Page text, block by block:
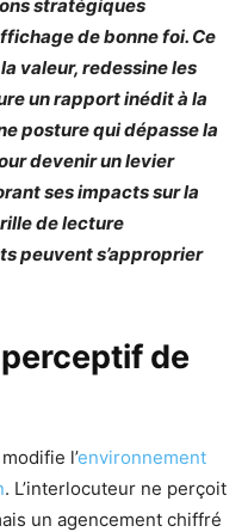
stratégiques
de bonne foi. Ce
valeur, redessine les
un rapport inédit à la
posture qui dépasse la
devenir un levier
ses impacts sur la
de lecture
peuvent s’approprier
de
l’environnement
. L’interlocuteur ne perçoit
un agencement chiffré